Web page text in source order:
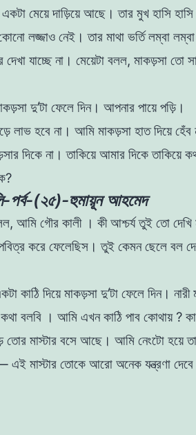
একটা মেয়েদাড়িয়েআছে ।তার মুখ হাসি
লজ্জাও নেই ।তার মাথা ভর্তিলম্বা লম্বা
দেখা যাচ্ছেনা । মেয়েটা বলল, মাকড়সা তাে
দু’টা ফেলে দিন। আপনার পায়েপড়ি।
লাভ হবে না । আমি মাকড়সা হাতদিয়েহেঁব
দিকে না ।তাকিয়েআমার দিকেতাকিয়ে
?
পর্ব-(২৫)-হুমায়ূন আহমেদ
, আমি গৌর কালী । কীআশ্চর্যতুই তাে দেখি
করে ফেলেছিস ।তুই কেমনছেলে বল
কাঠি দিয়েমাকড়সা দু’টা ফেলে দিন। নারী
কথা বলবি । আমি এখনকাঠি পাব কোথায়?
তাের মাস্টার বসে আছে । আমি নেংটো হয়ে
এই মাস্টার তােকে আরাে অনেক যন্ত্রণা দেবে